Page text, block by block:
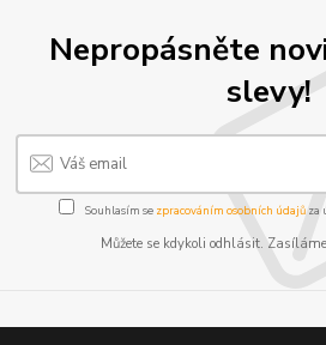
Nepropásněte
slevy!
Souhlasím se zpracováním osobních údajůza
Můžete se kdykoli odhlásit.